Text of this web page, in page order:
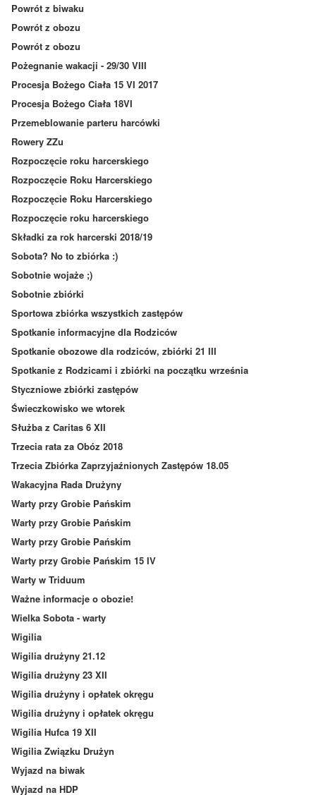
Powrót z biwaku
Powrót z obozu
Powrót z obozu
Pożegnanie wakacji - 29/30 VIII
Procesja Bożego Ciała 15 VI 2017
Procesja Bożego Ciała 18VI
Przemeblowanie parteru harcówki
Rowery ZZu
Rozpoczęcie roku harcerskiego
Rozpoczęcie Roku Harcerskiego
Rozpoczęcie Roku Harcerskiego
Rozpoczęcie roku harcerskiego
Składki za rok harcerski 2018/19
Sobota? No to zbiórka :)
Sobotnie wojaże ;)
Sobotnie zbiórki
Sportowa zbiórka wszystkich zastępów
Spotkanie informacyjne dla Rodziców
Spotkanie obozowe dla rodziców, zbiórki 21 III
Spotkanie z Rodzicami i zbiórki na początku września
Styczniowe zbiórki zastępów
Świeczkowisko we wtorek
Służba z Caritas 6 XII
Trzecia rata za Obóz 2018
Trzecia Zbiórka Zaprzyjaźnionych Zastępów 18.05
Wakacyjna Rada Drużyny
Warty przy Grobie Pańskim
Warty przy Grobie Pańskim
Warty przy Grobie Pańskim
Warty przy Grobie Pańskim 15 IV
Warty w Triduum
Ważne informacje o obozie!
Wielka Sobota - warty
Wigilia
Wigilia drużyny 21.12
Wigilia drużyny 23 XII
Wigilia drużyny i opłatek okręgu
Wigilia drużyny i opłatek okręgu
Wigilia Hufca 19 XII
Wigilia Związku Drużyn
Wyjazd na biwak
Wyjazd na HDP